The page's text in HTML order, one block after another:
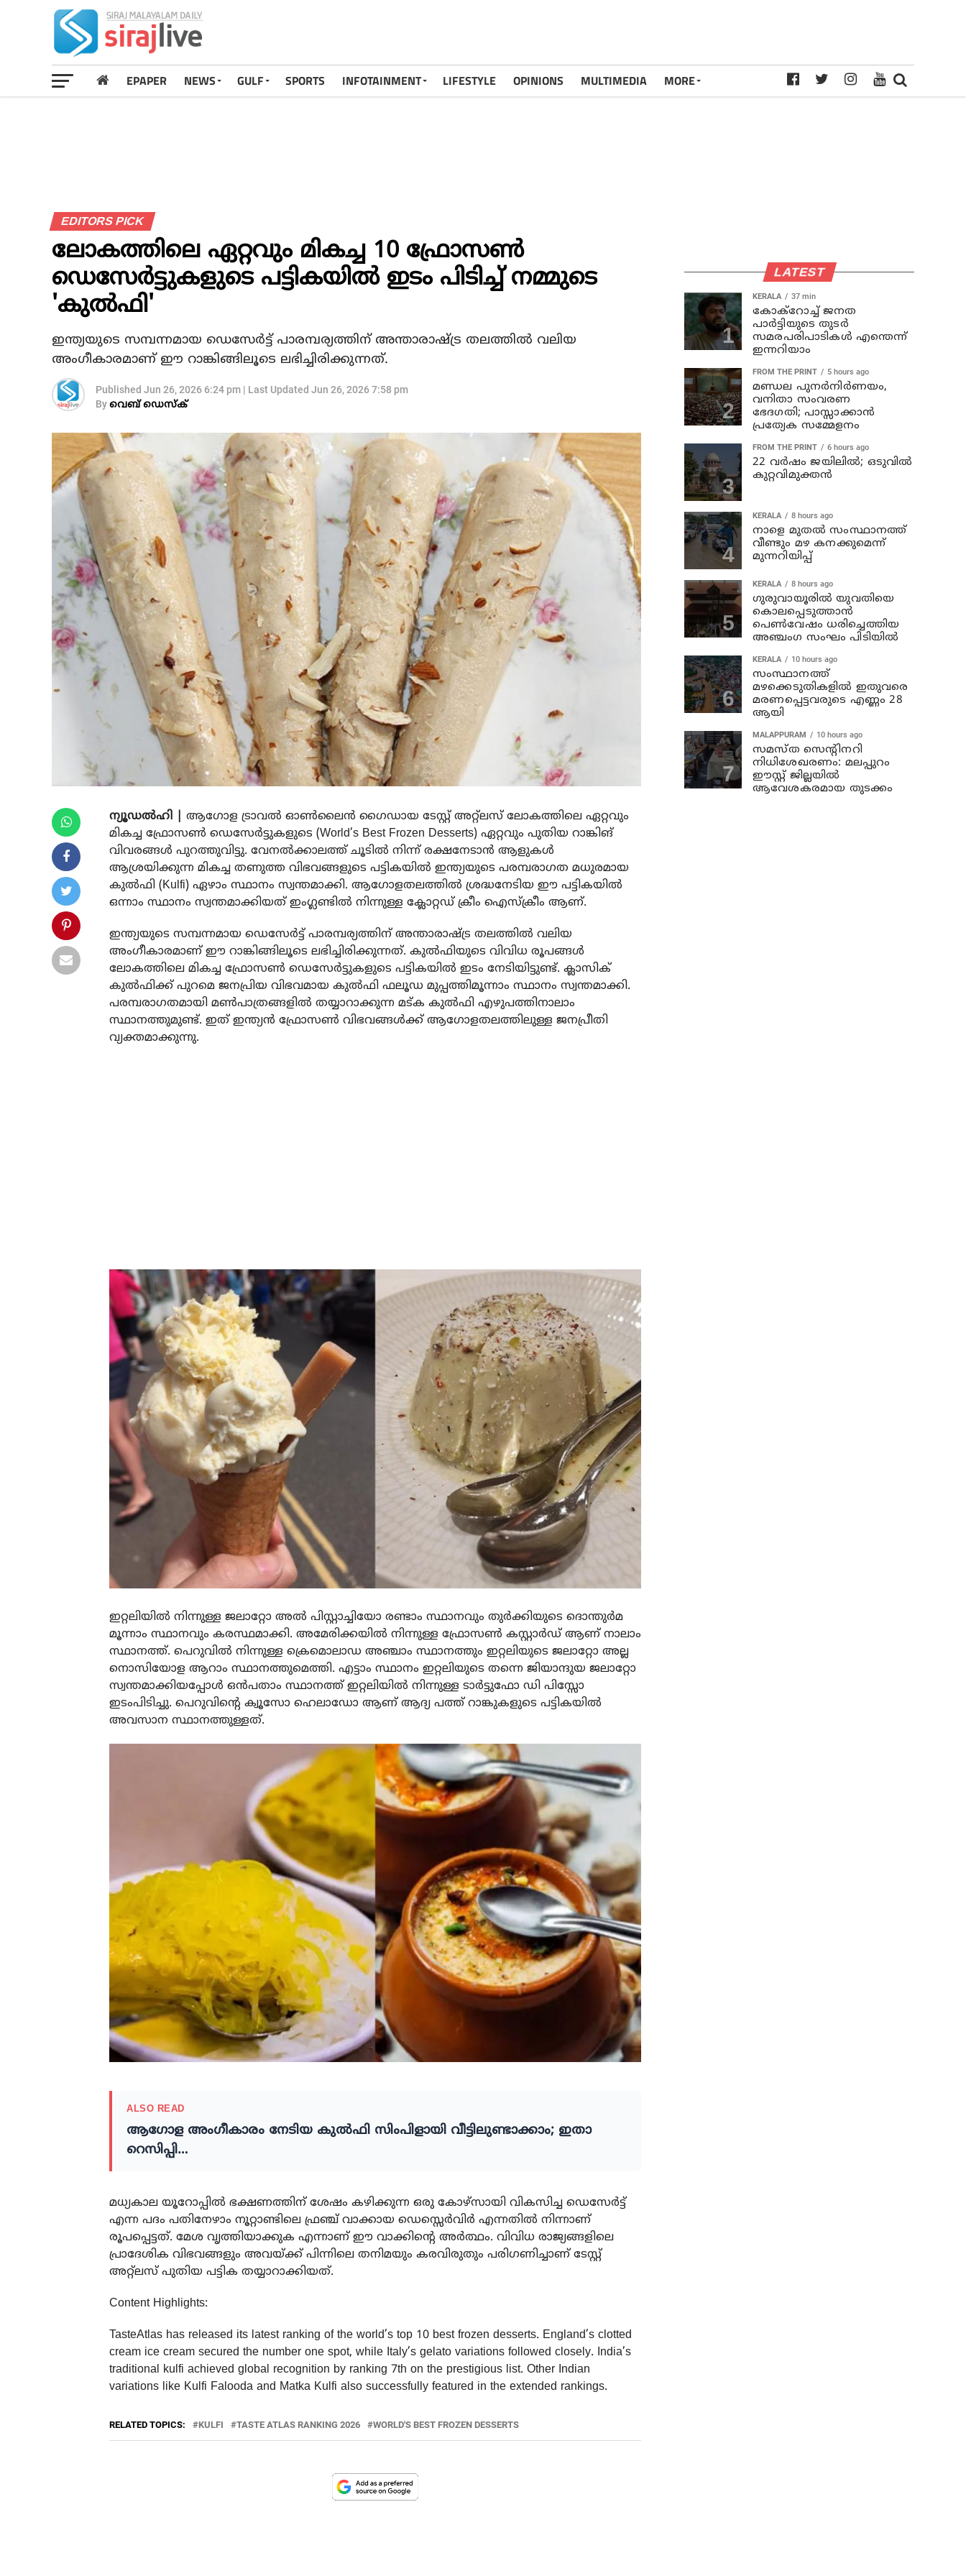
EPAPER NEWS GULF SPORTS INFOTAINMENT LIFESTYLE OPINIONS MULTIMEDIA MORE
EDITORS PICK
ലോകത്തിലെ ഏറ്റവും മികച്ച 10 ഫ്രോസൺ
ഡെസേർട്ടുകളുടെ പട്ടികയിൽ ഇടം പിടിച്ച് നമ്മുടെ
'കുൽഫി'
ഇന്ത്യയുടെ സമ്പന്നമായ ഡെസേർട്ട് പാരമ്പര്യത്തിന് അന്താരാഷ്ട്ര തലത്തിൽ വലിയ
അംഗീകാരമാണ് ഈ റാങ്കിങ്ങിലൂടെ ലഭിച്ചിരിക്കുന്നത്.
Published Jun 26, 2026 6:24 pm | Last Updated Jun 26, 2026 7:58 pm
Byവെബ് ഡെസ്‌ക്
ന്യൂഡൽഹി |
ആഗോള ട്രാവൽ ഓൺലൈൻ ഗൈഡായ ടേസ്റ്റ് അറ്റ്‌ലസ് ലോകത്തിലെ ഏറ്റവും
മികച്ച ഫ്രോസൺ ഡെസേർട്ടുകളുടെ (World’s Best Frozen Desserts) ഏറ്റവും പുതിയ റാങ്കിങ്
വിവരങ്ങൾ പുറത്തുവിട്ടു. വേനൽക്കാലത്ത് ചൂടിൽ നിന്ന് രക്ഷനേടാൻ ആളുകൾ
ആശ്രയിക്കുന്ന മികച്ച തണുത്ത വിഭവങ്ങളുടെ പട്ടികയിൽ ഇന്ത്യയുടെ പരമ്പരാഗത മധുരമായ
കുൽഫി (Kulfi) ഏഴാം സ്ഥാനം സ്വന്തമാക്കി. ആഗോളതലത്തിൽ ശ്രദ്ധനേടിയ ഈ പട്ടികയിൽ
ഒന്നാം സ്ഥാനം സ്വന്തമാക്കിയത് ഇംഗ്ലണ്ടിൽ നിന്നുള്ള ക്ലോറ്റഡ് ക്രീം ഐസ്ക്രീം ആണ്.
ഇന്ത്യയുടെ സമ്പന്നമായ ഡെസേർട്ട് പാരമ്പര്യത്തിന് അന്താരാഷ്ട്ര തലത്തിൽ വലിയ
അംഗീകാരമാണ് ഈ റാങ്കിങ്ങിലൂടെ ലഭിച്ചിരിക്കുന്നത്. കുൽഫിയുടെ വിവിധ രൂപങ്ങൾ
ലോകത്തിലെ മികച്ച ഫ്രോസൺ ഡെസേർട്ടുകളുടെ പട്ടികയിൽ ഇടം നേടിയിട്ടുണ്ട്. ക്ലാസിക്
കുൽഫിക്ക് പുറമെ ജനപ്രിയ വിഭവമായ കുൽഫി ഫലൂഡ മുപ്പത്തിമൂന്നാം സ്ഥാനം സ്വന്തമാക്കി.
പരമ്പരാഗതമായി മൺപാത്രങ്ങളിൽ തയ്യാറാക്കുന്ന മട്ക കുൽഫി എഴുപത്തിനാലാം
സ്ഥാനത്തുമുണ്ട്. ഇത് ഇന്ത്യൻ ഫ്രോസൺ വിഭവങ്ങൾക്ക് ആഗോളതലത്തിലുള്ള ജനപ്രീതി
വ്യക്തമാക്കുന്നു.
ഇറ്റലിയിൽ നിന്നുള്ള ജലാറ്റോ അൽ പിസ്റ്റാച്ചിയോ രണ്ടാം സ്ഥാനവും തുർക്കിയുടെ ദൊന്തുർമ
മൂന്നാം സ്ഥാനവും കരസ്ഥമാക്കി. അമേരിക്കയിൽ നിന്നുള്ള ഫ്രോസൺ കസ്റ്റാർഡ് ആണ് നാലാം
സ്ഥാനത്ത്. പെറുവിൽ നിന്നുള്ള ക്രെമൊലാഡ അഞ്ചാം സ്ഥാനത്തും ഇറ്റലിയുടെ ജലാറ്റോ അല്ല
നൊസിയോള ആറാം സ്ഥാനത്തുമെത്തി. എട്ടാം സ്ഥാനം ഇറ്റലിയുടെ തന്നെ ജിയാന്ദുയ ജലാറ്റോ
സ്വന്തമാക്കിയപ്പോൾ ഒൻപതാം സ്ഥാനത്ത് ഇറ്റലിയിൽ നിന്നുള്ള ടാർട്ടുഫോ ഡി പിസ്സോ
ഇടംപിടിച്ചു. പെറുവിന്റെ ക്വൂസോ ഹെലാഡോ ആണ് ആദ്യ പത്ത് റാങ്കുകളുടെ പട്ടികയിൽ
അവസാന സ്ഥാനത്തുള്ളത്.
ALSO READ
ആഗോള അംഗീകാരം നേടിയ കുൽഫി സിംപിളായി വീട്ടിലുണ്ടാക്കാം; ഇതാ
റെസിപ്പി…
മധ്യകാല യൂറോപ്പിൽ ഭക്ഷണത്തിന് ശേഷം കഴിക്കുന്ന ഒരു കോഴ്സായി വികസിച്ച ഡെസേർട്ട്
എന്ന പദം പതിനേഴാം നൂറ്റാണ്ടിലെ ഫ്രഞ്ച് വാക്കായ ഡെസ്സെർവിർ എന്നതിൽ നിന്നാണ്
രൂപപ്പെട്ടത്. മേശ വൃത്തിയാക്കുക എന്നാണ് ഈ വാക്കിന്റെ അർത്ഥം. വിവിധ രാജ്യങ്ങളിലെ
പ്രാദേശിക വിഭവങ്ങളും അവയ്ക്ക് പിന്നിലെ തനിമയും കരവിരുതും പരിഗണിച്ചാണ് ടേസ്റ്റ്
അറ്റ്‌ലസ് പുതിയ പട്ടിക തയ്യാറാക്കിയത്.
Content Highlights:
TasteAtlas has released its latest ranking of the world’s top 10 best frozen desserts. England’s clotted
cream ice cream secured the number one spot, while Italy’s gelato variations followed closely. India’s
traditional kulfi achieved global recognition by ranking 7th on the prestigious list. Other Indian
variations like Kulfi Falooda and Matka Kulfi also successfully featured in the extended rankings.
RELATED TOPICS: KULFI TASTE ATLAS RANKING 2026 WORLD'S BEST FROZEN DESSERTS
LATEST
KERALA 37 min
കോക്റോച്ച് ജനത
പാര്‍ട്ടിയുടെ തുടര്‍
സമരപരിപാടികള്‍ എന്തെന്ന്
ഇന്നറിയാം
FROM THE PRINT 5 hours ago
മണ്ഡല പുനർനിർണയം,
വനിതാ സംവരണ
ഭേദഗതി; പാസ്സാക്കാൻ
പ്രത്യേക സമ്മേളനം
FROM THE PRINT 6 hours ago
22 വർഷം ജയിലിൽ; ഒടുവിൽ
കുറ്റവിമുക്തൻ
KERALA 8 hours ago
നാളെ മുതല്‍ സംസ്ഥാനത്ത്
വീണ്ടും മഴ കനക്കുമെന്ന്
മുന്നറിയിപ്പ്
KERALA 8 hours ago
ഗുരുവായൂരില്‍ യുവതിയെ
കൊലപ്പെടുത്താന്‍
പെണ്‍വേഷം ധരിച്ചെത്തിയ
അഞ്ചംഗ സംഘം പിടിയില്‍
KERALA 10 hours ago
സംസ്ഥാനത്ത്
മഴക്കെടുതികളില്‍ ഇതുവരെ
മരണപ്പെട്ടവരുടെ എണ്ണം 28
ആയി
MALAPPURAM 10 hours ago
സമസ്ത സെന്റിനറി
നിധിശേഖരണം: മലപ്പുറം
ഈസ്റ്റ് ജില്ലയിൽ
ആവേശകരമായ തുടക്കം